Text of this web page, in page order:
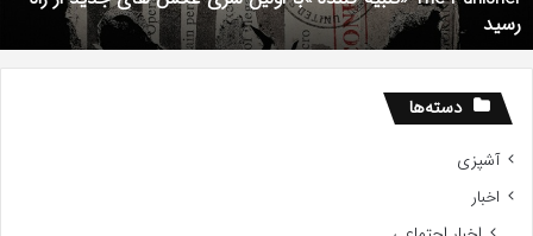
جدید
از
راه
رسید
رسید
دسته‌ها
آشپزی
اخبار